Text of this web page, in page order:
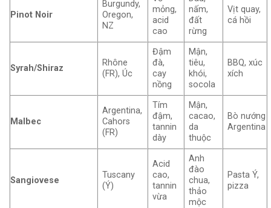
Pinot Noir
Burgundy,
Oregon,
NZ
mỏng,
acid
cao
nấm,
đất
rừng
Vịt quay,
cá hồi
Syrah/Shiraz
Rhône
(FR), Úc
Đậm
đà,
cay
nồng
Mận,
tiêu,
khói,
socola
BBQ, xúc
xích
Malbec
Argentina,
Cahors
(FR)
Tím
đậm,
tannin
dày
Mận,
cacao,
da
thuộc
Bò nướng
Argentina
Sangiovese
Tuscany
(Ý)
Acid
cao,
tannin
vừa
Anh
đào
chua,
thảo
mộc
Pasta Ý,
pizza